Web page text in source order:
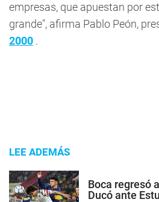
empresas, que apuestan por
grande", afirma Pablo Peón,
2000 .
LEE ADEMÁS
Boca regresó
Ducó ante